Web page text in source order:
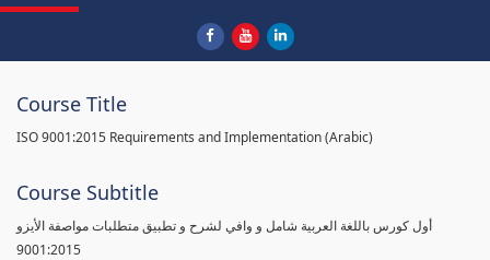
Course Title
ISO 9001:2015 Requirements and Implementation (Arabic)
Course Subtitle
أول كورس باللغة العربية شامل و وافي لشرح و تطبيق متطلبات مواصفة الأيزو
9001:2015